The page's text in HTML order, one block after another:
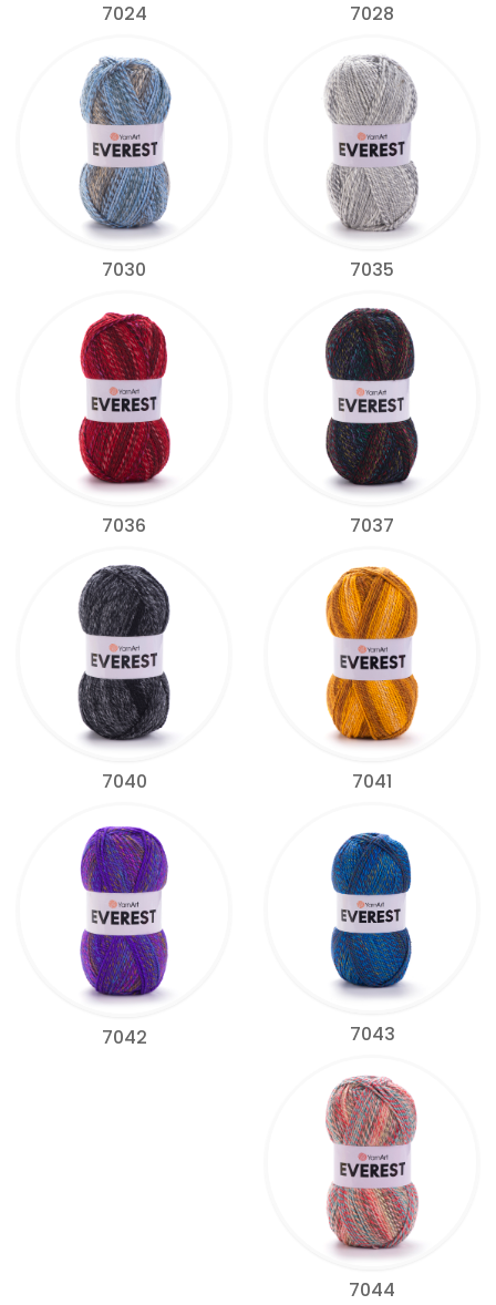
7024 7028
7030 7035
7036 7037
7040 7041
7042 7043
7044